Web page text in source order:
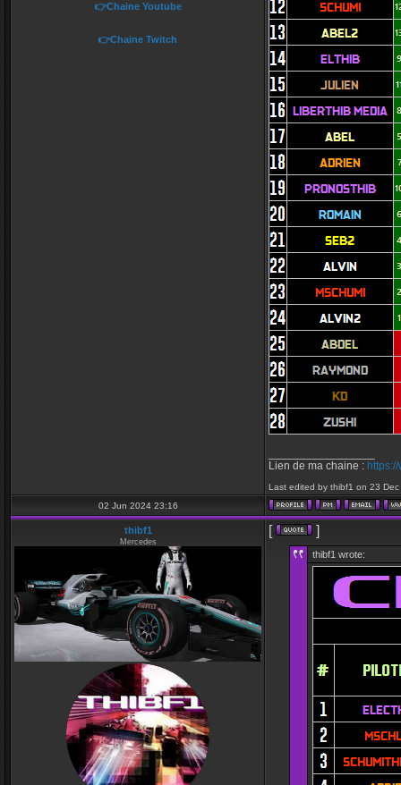
👉Chaine Youtube
👉Chaine Twitch
Lien de ma chaine :
Last edited by thibf1 on 23
02 Jun 2024 23:16
thibf1
Mercedes
[ ]
thibf1 wrote: